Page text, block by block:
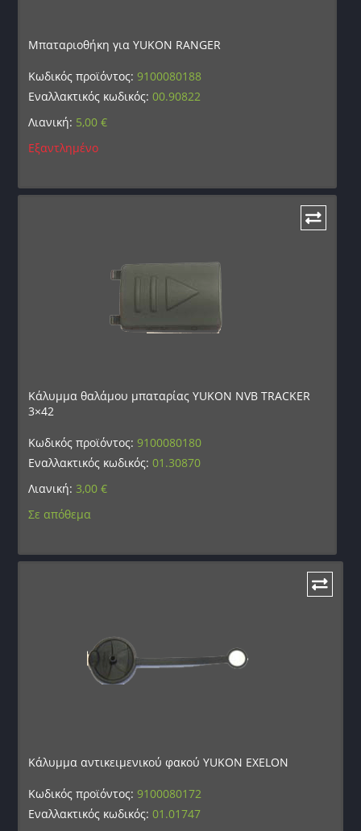
Μπαταριοθήκη για YUKON RANGER
Κωδικός προϊόντος:9100080188
Εναλλακτικός κωδικός:00.90822
Λιανική: 5,00€
Εξαντλημένο
Κάλυμμα θαλάμου μπαταρίας YUKON NVB TRACKER
3×42
Κωδικός προϊόντος:9100080180
Εναλλακτικός κωδικός:01.30870
Λιανική: 3,00€
Σε απόθεμα
Κάλυμμα αντικειμενικού φακού YUKON EXELON
Κωδικός προϊόντος:9100080172
Εναλλακτικός κωδικός:01.01747